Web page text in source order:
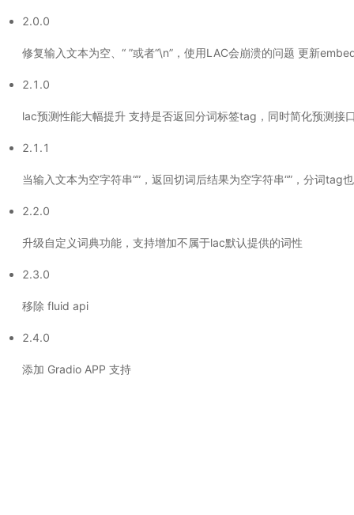
2.0.0
修复输入文本为空、“ ”或者“\n”，使用LAC会崩溃的问题 更新
2.1.0
lac预测性能大幅提升 支持是否返回分词标签tag，同时简化预测接
2.1.1
当输入文本为空字符串“”，返回切词后结果为空字符串“”，分词tag也
2.2.0
升级自定义词典功能，支持增加不属于lac默认提供的词性
2.3.0
移除 fluid api
2.4.0
添加 Gradio APP 支持